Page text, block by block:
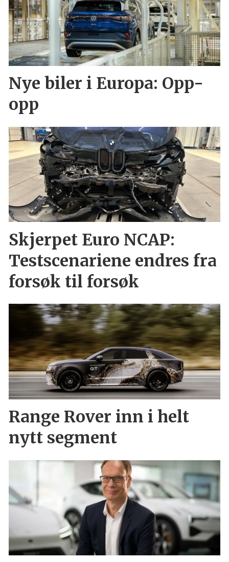
Nye biler i Europa: Opp-
opp
Skjerpet Euro NCAP:
Testscenariene endres fra
forsøk til forsøk
Range Rover inn i helt
nytt segment